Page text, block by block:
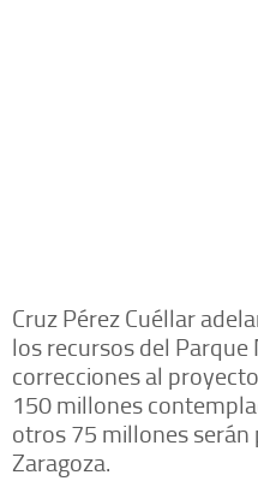
Cruz Pérez Cuéllar
los recursos del
correcciones al
150 millones
otros 75 millones serán
Zaragoza.